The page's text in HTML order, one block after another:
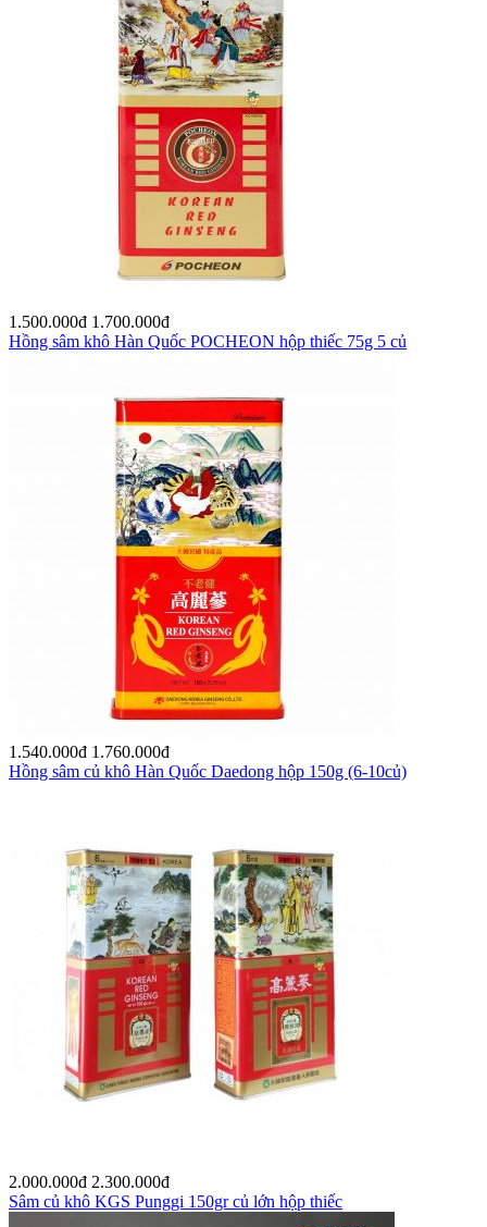
1.500.000đ 1.700.000đ
Hồng sâm khô Hàn Quốc POCHEON hộp thiếc 75g 5 củ
1.540.000đ 1.760.000đ
Hồng sâm củ khô Hàn Quốc Daedong hộp 150g (6-10củ)
2.000.000đ 2.300.000đ
Sâm củ khô KGS Punggi 150gr củ lớn hộp thiếc